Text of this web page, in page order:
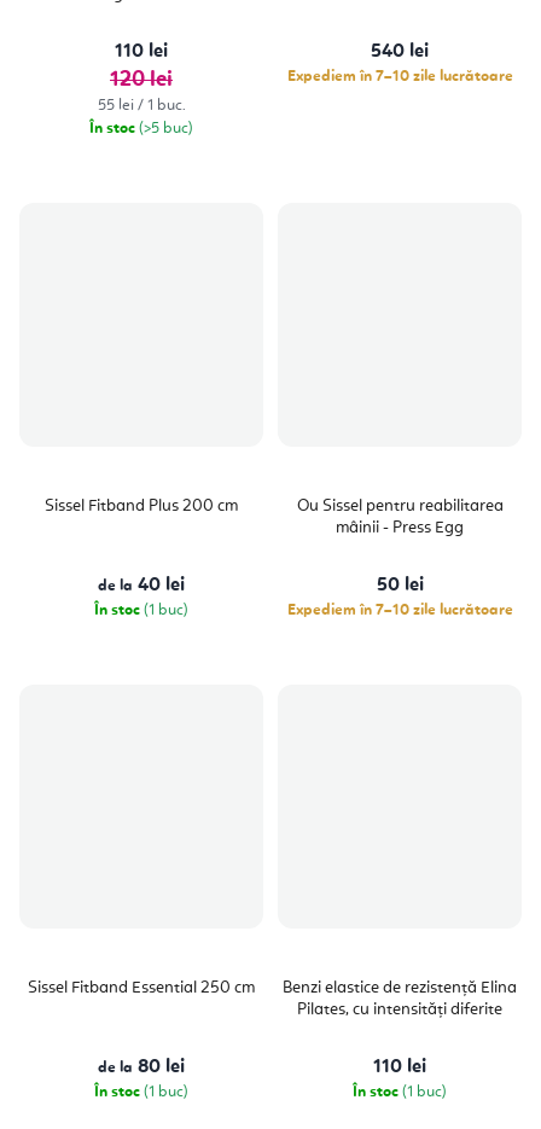
110 lei
120 lei
Evaluare
preţ:
55 lei / 1 buc.
În stoc (>5 buc)
540 lei
Expediem în 7–10 zile lucrătoare
Sissel Fitband Plus 200 cm
de la 40 lei
În stoc (1 buc)
Ou Sissel pentru reabilitarea
mâinii - Press Egg
50 lei
Expediem în 7–10 zile lucrătoare
Sissel Fitband Essential 250 cm
de la 80 lei
În stoc (1 buc)
Benzi elastice de rezistență Elina
Pilates, cu intensități diferite
110 lei
În stoc (1 buc)